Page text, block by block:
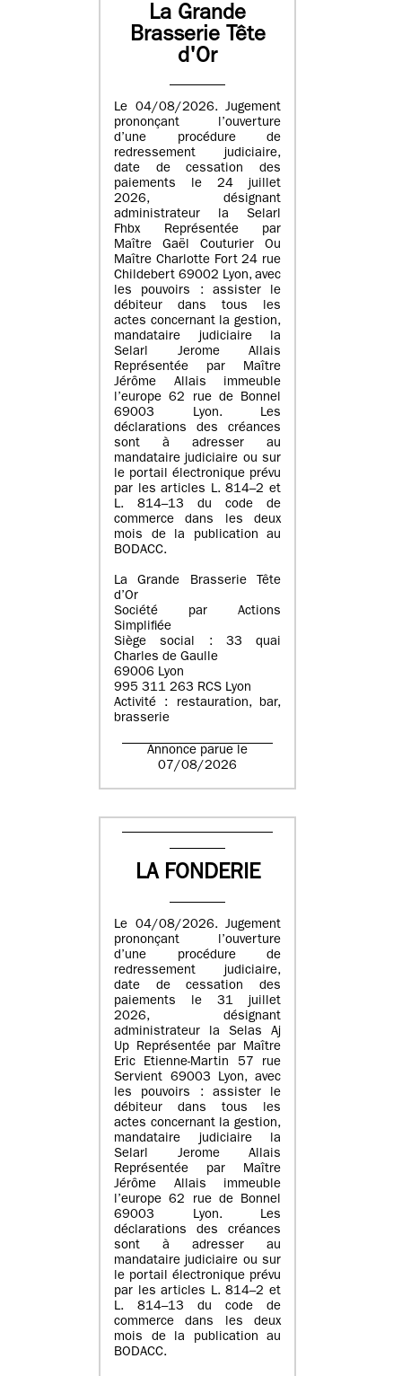
La Grande
Brasserie Tête
d'Or
Le 04/08/2026. Jugement
prononçant l’ouverture
d’une procédure de
redressement judiciaire,
date de cessation des
paiements le 24 juillet
2026, désignant
administrateur la Selarl
Fhbx Représentée par
Maître Gaël Couturier Ou
Maître Charlotte Fort 24 rue
Childebert 69002 Lyon, avec
les pouvoirs : assister le
débiteur dans tous les
actes concernant la gestion,
mandataire judiciaire la
Selarl Jerome Allais
Représentée par Maître
Jérôme Allais immeuble
l’europe 62 rue de Bonnel
69003 Lyon. Les
déclarations des créances
sont à adresser au
mandataire judiciaire ou sur
le portail électronique prévu
par les articles L. 814–2 et
L. 814–13 du code de
commerce dans les deux
mois de la publication au
BODACC.
La Grande Brasserie Tête
d’Or
Société par Actions
Simplifiée
Siège social : 33 quai
Charles de Gaulle
69006 Lyon
995 311 263 RCS Lyon
Activité : restauration, bar,
brasserie
Annonce parue le
07/08/2026
LA FONDERIE
Le 04/08/2026. Jugement
prononçant l’ouverture
d’une procédure de
redressement judiciaire,
date de cessation des
paiements le 31 juillet
2026, désignant
administrateur la Selas Aj
Up Représentée par Maître
Eric Etienne-Martin 57 rue
Servient 69003 Lyon, avec
les pouvoirs : assister le
débiteur dans tous les
actes concernant la gestion,
mandataire judiciaire la
Selarl Jerome Allais
Représentée par Maître
Jérôme Allais immeuble
l’europe 62 rue de Bonnel
69003 Lyon. Les
déclarations des créances
sont à adresser au
mandataire judiciaire ou sur
le portail électronique prévu
par les articles L. 814–2 et
L. 814–13 du code de
commerce dans les deux
mois de la publication au
BODACC.